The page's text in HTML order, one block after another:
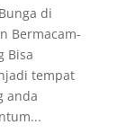
di
Bermacam-
Bisa
tempat
anda